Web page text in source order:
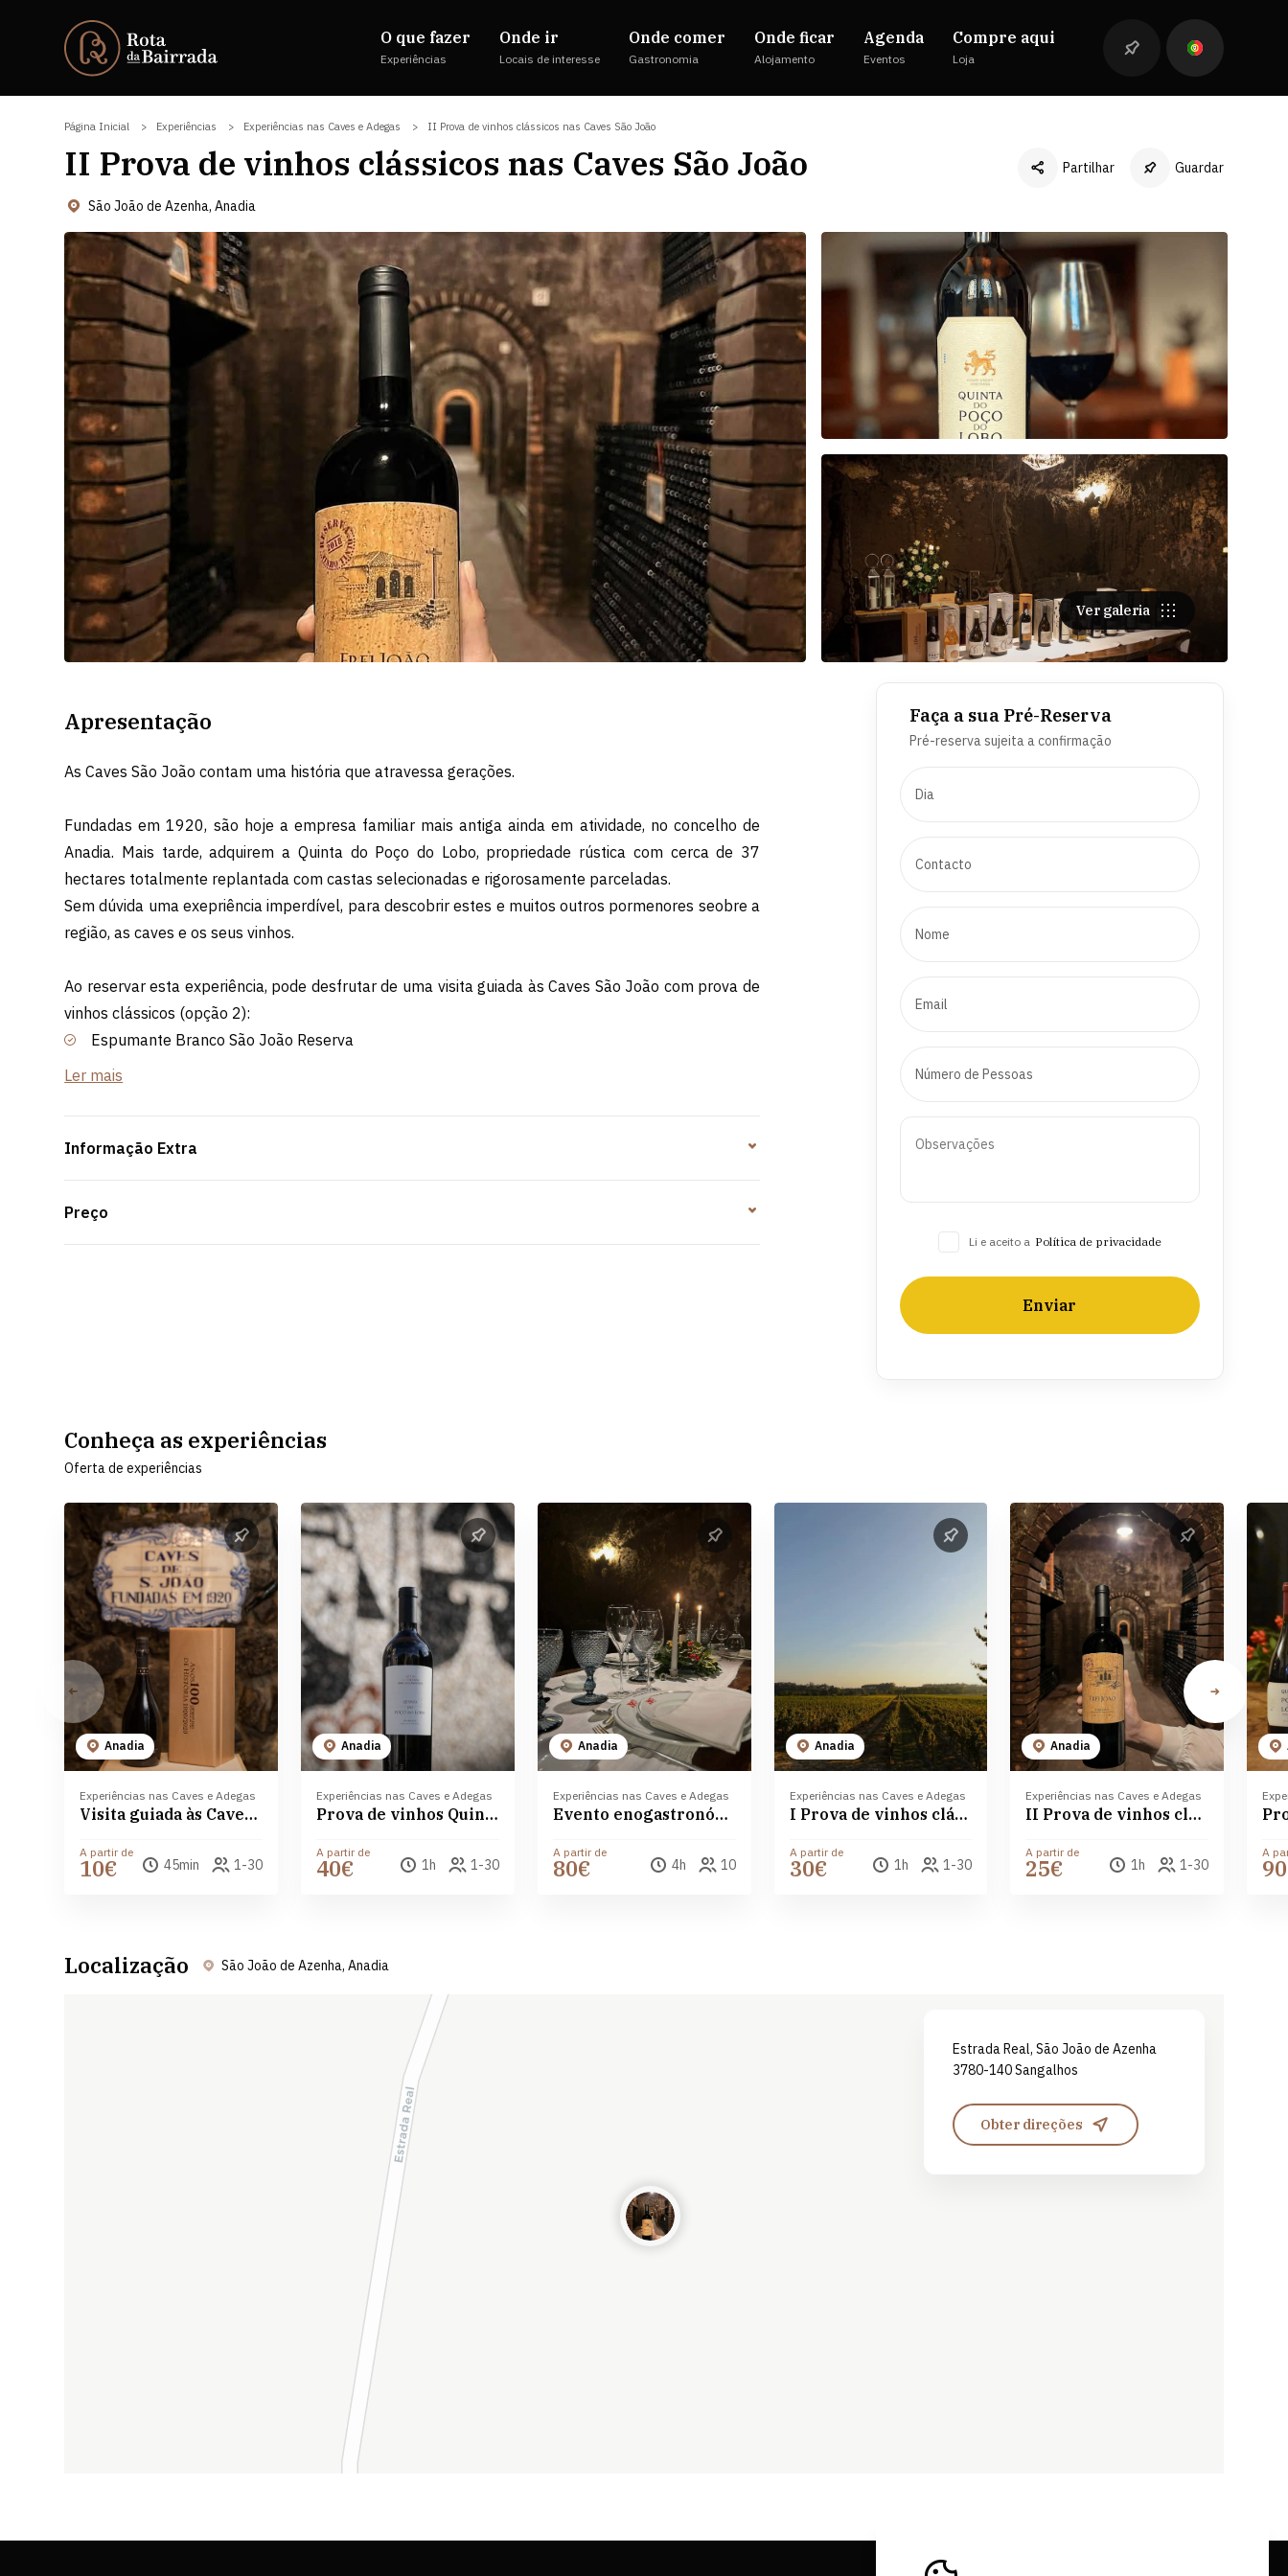
O que fazer
Experiências
Onde ir
Locais de interesse
Onde comer
Gastronomia
Onde ficar
Alojamento
Agenda
Eventos
Compre aqui
Loja
Página Inicial Experiências Experiências nas Caves e Adegas II Prova de vinhos clássicos nas Caves São João
II Prova de vinhos clássicos nas Caves São João
São João de Azenha, Anadia
Partilhar
Twitter
LinkedIn
Guardar
Ver galeria
Apresentação
As Caves São João contam uma história que atravessa gerações.
Fundadas em 1920, são hoje a empresa familiar mais antiga ainda em atividade, no concelho de
Anadia. Mais tarde, adquirem a Quinta do Poço do Lobo, propriedade rústica com cerca de 37
hectares totalmente replantada com castas selecionadas e rigorosamente parceladas.
Sem dúvida uma exepriência imperdível, para descobrir estes e muitos outros pormenores seobre a
região, as caves e os seus vinhos.
Ao reservar esta experiência, pode desfrutar de uma visita guiada às Caves São João com prova de
vinhos clássicos (opção 2):
Espumante Branco São João Reserva
Vinho Branco Frei João Colheita
Ler mais
Informação Extra
Preço
Faça a sua Pré-Reserva
Pré-reserva sujeita a confirmação
Li e aceito a Política de privacidade
Enviar
Conheça as experiências
Oferta de experiências
Anadia
Experiências nas Caves e Adegas
Visita guiada às Caves São João
A partir de
10€ 45min 1-30
Anadia
Experiências nas Caves e Adegas
Prova de vinhos Quinta do Poço do Lobo nas Caves São João
A partir de
40€ 1h 1-30
Anadia
Experiências nas Caves e Adegas
Evento enogastronómico nas Caves São João
A partir de
80€ 4h 10
Anadia
Experiências nas Caves e Adegas
I Prova de vinhos clássicos nas Caves São João
A partir de
30€ 1h 1-30
Anadia
Experiências nas Caves e Adegas
II Prova de vinhos clássicos nas Caves São João
A partir de
25€ 1h 1-30
A
Localização São João de Azenha, Anadia
Estrada Real, São João de Azenha
3780-140 Sangalhos
Obter direções